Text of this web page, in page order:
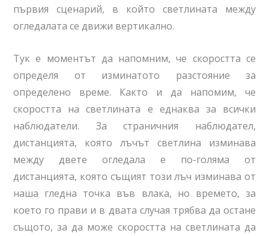
първия сценарий, в който светлината между
огледалата се движи вертикално.
Тук е моментът да напомним, че скоростта се
определя от изминатото разстояние за
определено време. Както и да напомим, че
скоростта на светлината е еднаква за всички
наблюдатели. За страничния наблюдател,
дистанцията, която лъчът светлина изминава
между двете огледала е по-голяма от
дистанцията, която същият този лъч изминава от
наша гледна точка във влака, но времето, за
което го прави и в двата случая трябва да остане
същото, за да може скоростта на светлината да